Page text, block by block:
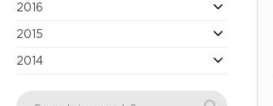
2016
2015
2014